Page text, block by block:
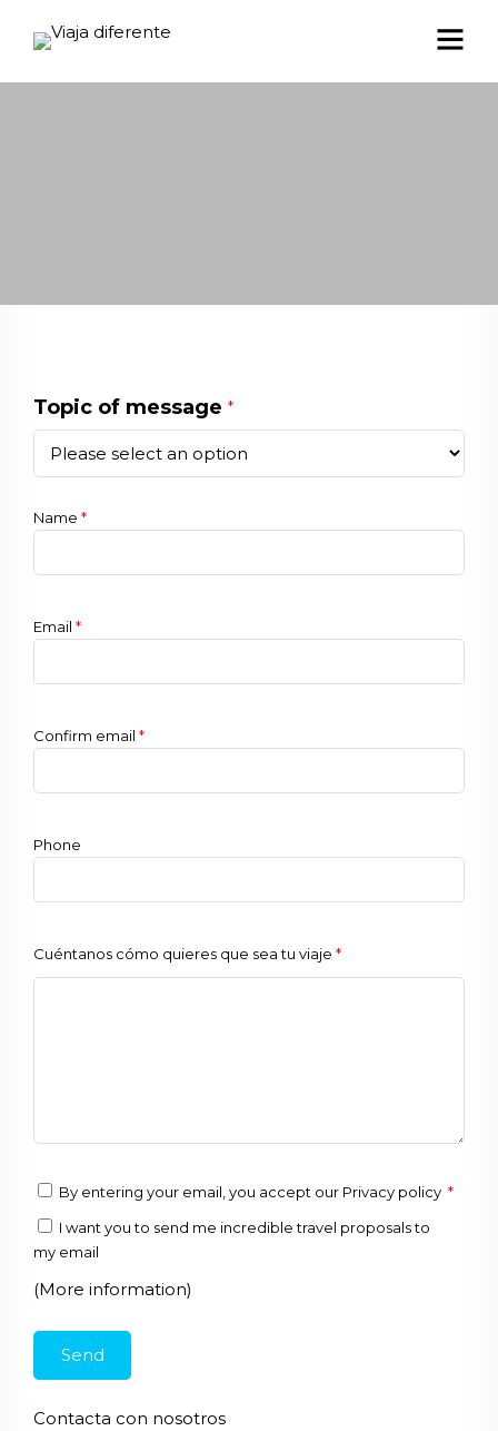
Topic of message *
Name *
Email *
Confirm email *
Phone
Cuéntanos cómo quieres que sea tu viaje *
By entering your email, you accept our Privacy policy *
I want you to send me incredible travel proposals to
my email
(More information)
Contacta con nosotros